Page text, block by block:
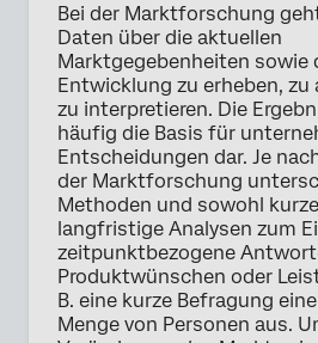
Bei der Marktforschung
Daten über die aktuellen
Marktgegebenheiten sowie
Entwicklung zu erheben, zu
zu interpretieren. Die
häufig die Basis für
Entscheidungen dar. Je
der Marktforschung
Methoden und sowohl
langfristige Analysen zum
zeitpunktbezogene
Produktwünschen oder
B. eine kurze Befragung
Menge von Personen aus.